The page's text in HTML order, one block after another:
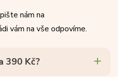
nám na
vám na vše odpovíme.
390 Kč?